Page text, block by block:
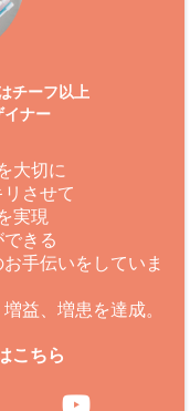
チーフ以上
イナー
大切に
させて
実現
きる
手伝いをしていま
益、増患を達成。
こちら